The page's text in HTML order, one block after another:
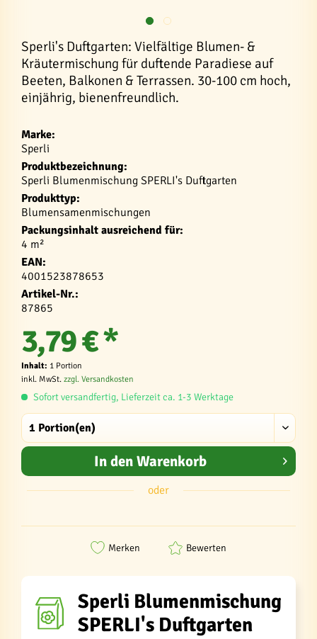
Sperli's Duftgarten: Vielfältige Blumen- &
Kräutermischung für duftende Paradiese auf
Beeten, Balkonen & Terrassen. 30-100 cm hoch,
einjährig, bienenfreundlich.
Marke:
Sperli
Produktbezeichnung:
Sperli Blumenmischung SPERLI's Duftgarten
Produkttyp:
Blumensamenmischungen
Packungsinhalt ausreichend für:
4 m²
EAN:
4001523878653
Artikel-Nr.:
87865
3,79 € *
Inhalt: 1 Portion
inkl. MwSt. zzgl. Versandkosten
Sofort versandfertig, Lieferzeit ca. 1-3 Werktage
In den Warenkorb
oder
Merken Bewerten
Sperli Blumenmischung
SPERLI's Duftgarten